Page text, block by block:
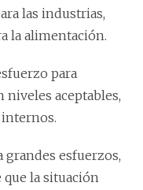
las industrias,
la alimentación.
para
aceptables,
grandes esfuerzos,
la situación